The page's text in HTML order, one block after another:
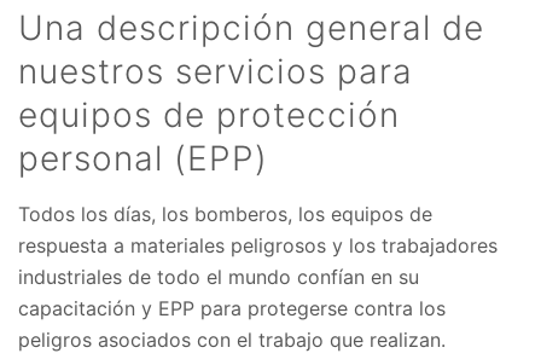
Una descripción general de
nuestros servicios para
equipos de protección
personal (EPP)
Todos los días, los bomberos, los equipos de
respuesta a materiales peligrosos y los trabajadores
industriales de todo el mundo confían en su
capacitación y EPP para protegerse contra los
peligros asociados con el trabajo que realizan.